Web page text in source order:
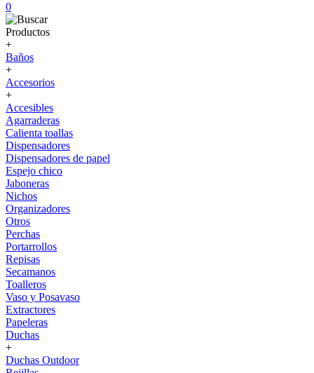
0
Productos
+
Baños
+
Accesorios
+
Accesibles
Agarraderas
Calienta toallas
Dispensadores
Dispensadores de papel
Espejo chico
Jaboneras
Nichos
Organizadores
Otros
Perchas
Portarrollos
Repisas
Secamanos
Toalleros
Vaso y Posavaso
Extractores
Papeleras
Duchas
+
Duchas Outdoor